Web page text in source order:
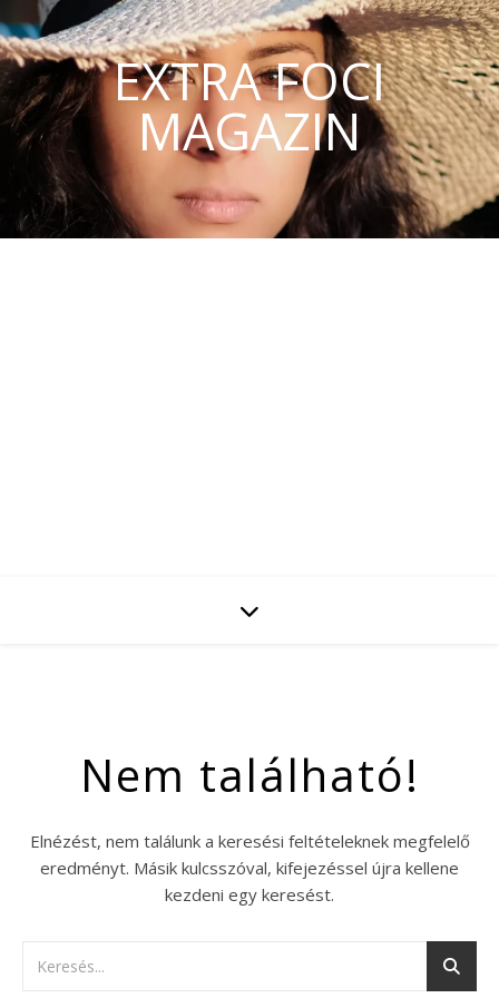
EXTRA FOCI
MAGAZIN
Nem található!
Elnézést, nem találunk a keresési feltételeknek megfelelő
eredményt. Másik kulcsszóval, kifejezéssel újra kellene
kezdeni egy keresést.